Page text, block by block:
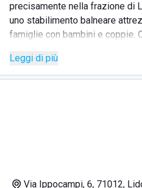
precisamente nella frazione di
uno stabilimento balneare
famiglie con bambini e coppie.
dedicate al divertimento e ai
clima cordiale e disteso che
Leggi di più
Via Ippocampi, 6, 71012,